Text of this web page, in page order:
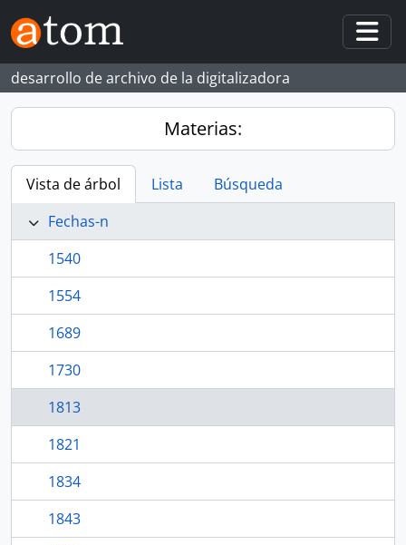
Skip to main content
desarrollo de archivo de la digitalizadora
Materias:
Vista de árbol Lista
Búsqueda
Fechas-n
1540
1554
1689
1730
1813
1821
1834
1843